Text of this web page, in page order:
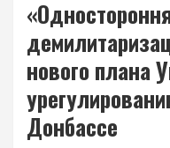
нового плана
Донбассе